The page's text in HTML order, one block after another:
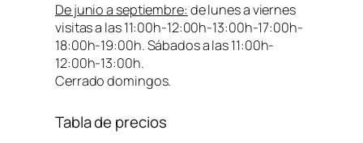
De junio a septiembre: de lunes a viernes
visitas a las 11:00h-12:00h-13:00h-17:00h-
18:00h-19:00h. Sábados a las 11:00h-
12:00h-13:00h.
Cerrado domingos.
Tabla de precios